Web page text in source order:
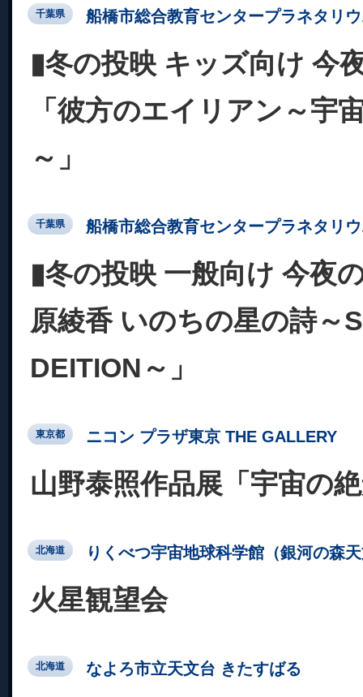
千葉県 船橋市総合教育センタープラネタリ
▮冬の投映 キッズ向け 今
「彼方のエイリアン～宇
～」
千葉県 船橋市総合教育センタープラネタリ
▮冬の投映 一般向け 今夜
原綾香 いのちの星の詩～
DEITION～」
東京都 ニコン プラザ東京 THE GALLERY
山野泰照作品展「宇宙の
北海道 りくべつ宇宙地球科学館（銀河の森
火星観望会
北海道 なよろ市立天文台 きたすばる